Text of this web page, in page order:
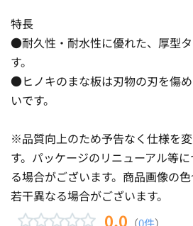
特長
●耐久性・耐水性に優れた、厚型
す。
●ヒノキのまな板は刃物の刃を傷
いです。
※品質向上のため予告なく仕様を
す。パッケージのリニューアル等
る場合がございます。商品画像の
若干異なる場合がございます。
0.0 （0件）